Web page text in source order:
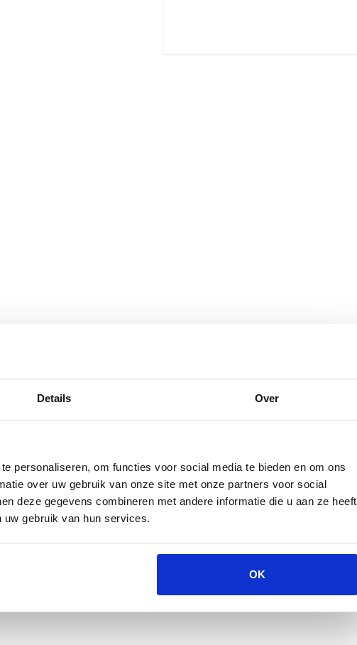
Details Over
personaliseren, om functies voor social media te bieden en om ons
over uw gebruik van onze site met onze partners voor social
deze gegevens combineren met andere informatie die u aan ze heeft
gebruik van hun services.
OK
Hiermee bereid je in een
grill zorgt ervoor dat
sterke motor van deze